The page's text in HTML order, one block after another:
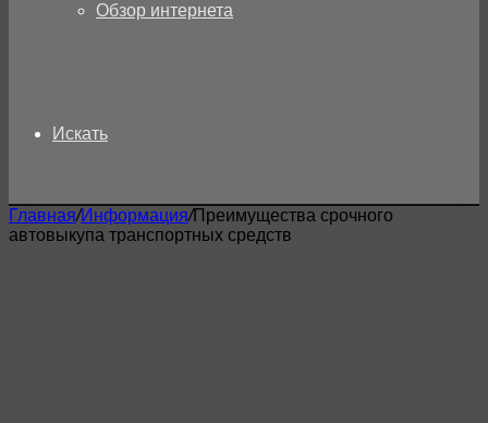
Обзор интернета
Искать
Главная/Информация/Преимущества срочного
автовыкупа транспортных средств